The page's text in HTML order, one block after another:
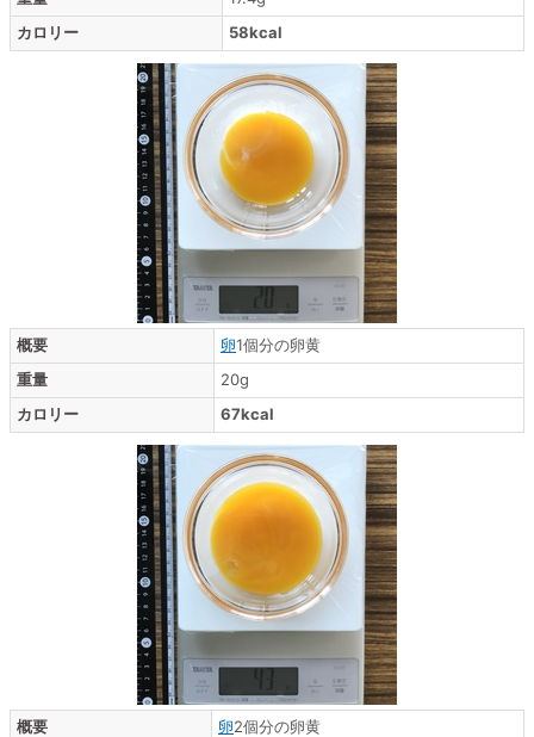
カロリー
58kcal
概要 卵1個分の卵黄
重量
20g
カロリー
67kcal
概要 卵2個分の卵黄